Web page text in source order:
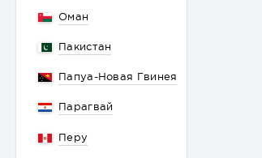
Оман
Пакистан
Папуа-Новая Гвинея
Парагвай
Перу